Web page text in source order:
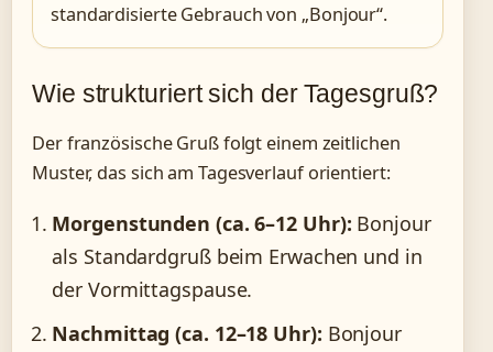
standardisierte Gebrauch von „Bonjour“.
Wie strukturiert sich der Tagesgruß?
Der französische Gruß folgt einem zeitlichen
Muster, das sich am Tagesverlauf orientiert:
Morgenstunden (ca. 6–12 Uhr): Bonjour
als Standardgruß beim Erwachen und in
der Vormittagspause.
Nachmittag (ca. 12–18 Uhr): Bonjour